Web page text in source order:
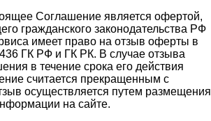
Соглашение является офертой,
гражданского законодательства РФ
имеет право на отзыв оферты в
436 ГК РФ и ГК РК. В случае отзыва
в течение срока его действия
считается прекращенным с
осуществляется путем размещения
на сайте.